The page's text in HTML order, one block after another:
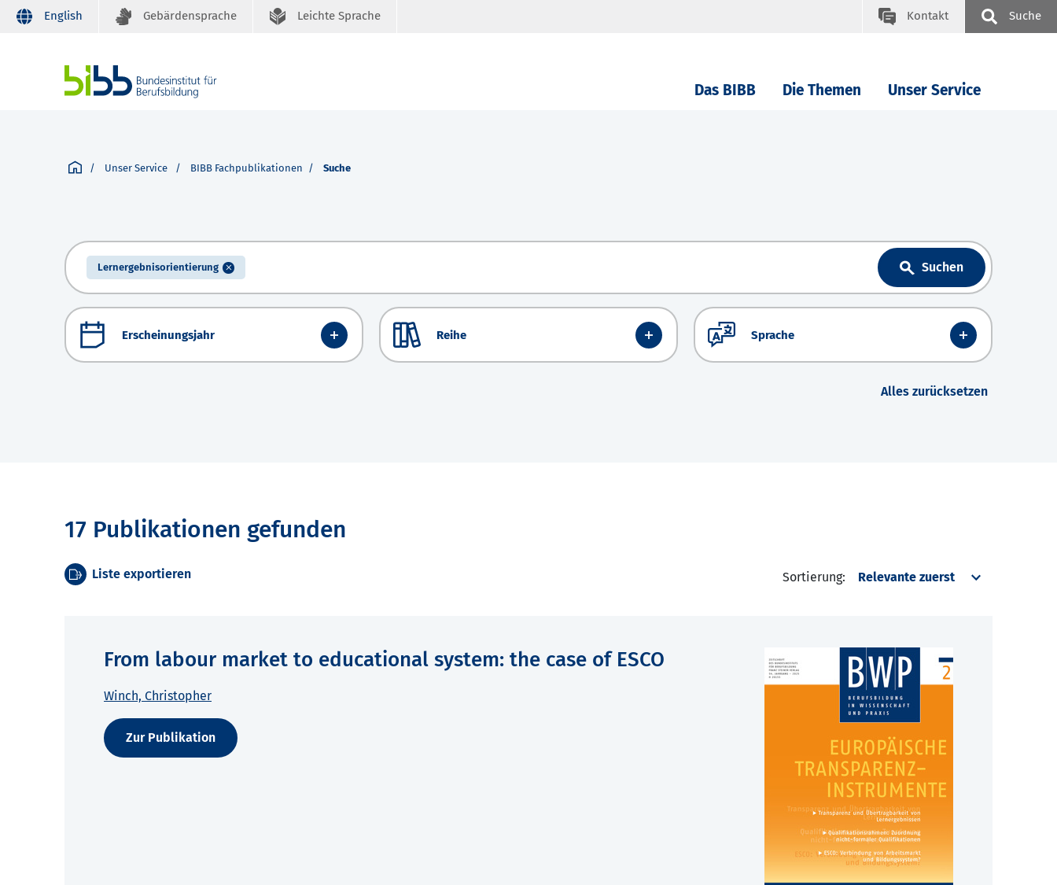
English Gebärdensprache Leichte Sprache Kontakt Suche
Das BIBB Die Themen Unser Service
Unser Service BIBB Fachpublikationen Suche
Lernergebnisorientierung Suchen
Erscheinungsjahr Reihe Sprache
Alles zurücksetzen
17 Publikationen gefunden
Liste exportieren Sortierung:
From labour market to educational system: the case of ESCO
Winch, Christopher
Zur Publikation